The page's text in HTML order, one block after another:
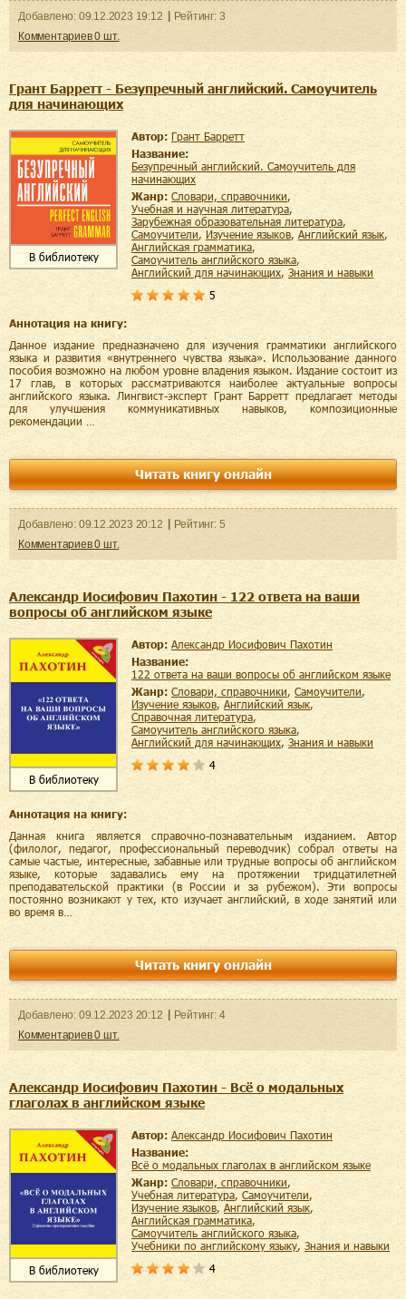
Добавленo: 09.12.2023 19:12 Рейтинг: 3
Комментариев0 шт.
Грант Барретт - Безупречный английский. Самоучитель
для начинающих
В библиотеку
Автор:
Грант Барретт
Название:
Безупречный английский. Самоучитель для
начинающих
Жанр:
словари, справочники,
учебная и научная литература,
зарубежная образовательная литература,
самоучители, изучение языков, английский язык,
английская грамматика,
самоучитель английского языка,
английский для начинающих,
знания и навыки
5
Аннотация на книгу:
Данное издание предназначено для изучения грамматики английского
языка и развития «внутреннего чувства языка». Использование данного
пособия возможно на любом уровне владения языком. Издание состоит из
17 глав, в которых рассматриваются наиболее актуальные вопросы
английского языка. Лингвист-эксперт Грант Барретт предлагает методы
для улучшения коммуникативных навыков, композиционные
рекомендации …
Читать книгу онлайн
Добавленo: 09.12.2023 20:12 Рейтинг: 5
Комментариев0 шт.
Александр Иосифович Пахотин - 122 ответа на ваши
вопросы об английском языке
В библиотеку
Автор:
Александр Иосифович Пахотин
Название:
122 ответа на ваши вопросы об английском языке
Жанр:
словари, справочники, самоучители,
изучение языков, английский язык,
справочная литература,
самоучитель английского языка,
английский для начинающих,
знания и навыки
4
Аннотация на книгу:
Данная книга является справочно-познавательным изданием. Автор
(филолог, педагог, профессиональный переводчик) собрал ответы на
самые частые, интересные, забавные или трудные вопросы об английском
языке, которые задавались ему на протяжении тридцатилетней
преподавательской практики (в России и за рубежом). Эти вопросы
постоянно возникают у тех, кто изучает английский, в ходе занятий или
во время в…
Читать книгу онлайн
Добавленo: 09.12.2023 20:12 Рейтинг: 4
Комментариев0 шт.
Александр Иосифович Пахотин - Всё о модальных
глаголах в английском языке
В библиотеку
Автор:
Александр Иосифович Пахотин
Название:
Всё о модальных глаголах в английском языке
Жанр:
словари, справочники,
учебная литература, самоучители,
изучение языков, английский язык,
английская грамматика,
самоучитель английского языка,
учебники по английскому языку,
знания и навыки
4